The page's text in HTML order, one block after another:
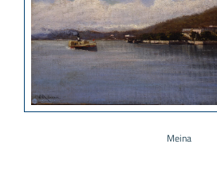
Meina